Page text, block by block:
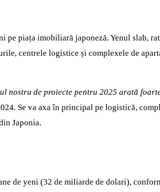
piața imobiliară japoneză. Yenul slab,
centrele logistice și complexele de
nostru de proiecte pentru 2025 arată
Se va axa în principal pe logistică,
Japonia.
de yeni (32 de miliarde de dolari),